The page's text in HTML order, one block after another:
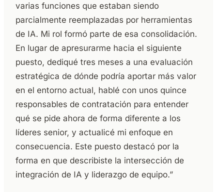
varias funciones que estaban siendo
parcialmente reemplazadas por herramientas
de IA. Mi rol formó parte de esa consolidación.
En lugar de apresurarme hacia el siguiente
puesto, dediqué tres meses a una evaluación
estratégica de dónde podría aportar más valor
en el entorno actual, hablé con unos quince
responsables de contratación para entender
qué se pide ahora de forma diferente a los
líderes senior, y actualicé mi enfoque en
consecuencia. Este puesto destacó por la
forma en que describiste la intersección de
integración de IA y liderazgo de equipo.”